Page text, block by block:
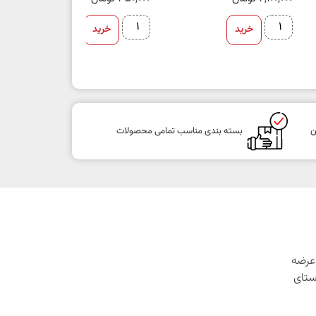
خرید خرید
بسته بندی مناسب تمامی محصولات
با هدف عرضه